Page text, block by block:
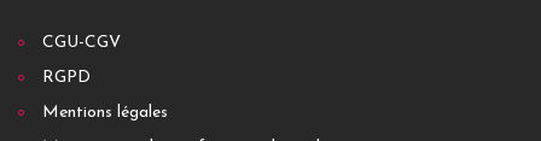
CGU-CGV
RGPD
Mentions légales